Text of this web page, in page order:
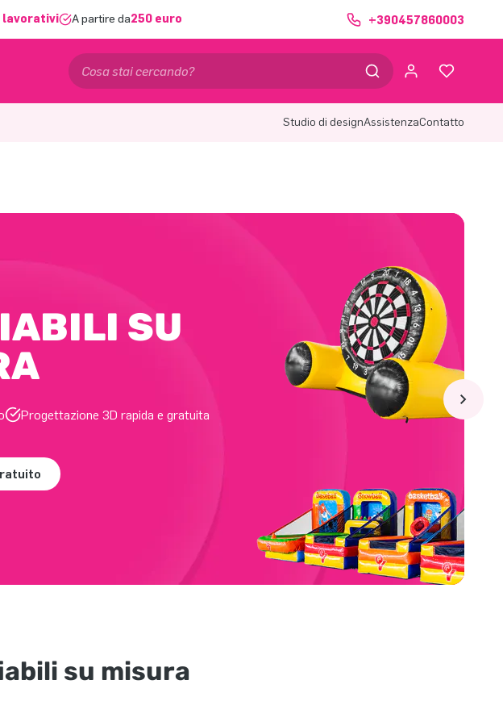
lavorativi A partire da250 euro +390457860003
Studio di designAssistenzaContatto
SU
Progettazione 3D rapida e gratuita
su misura